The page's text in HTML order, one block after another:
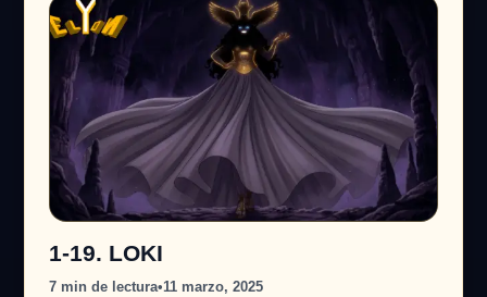
1-19. LOKI
7 min de lectura•11 marzo, 2025